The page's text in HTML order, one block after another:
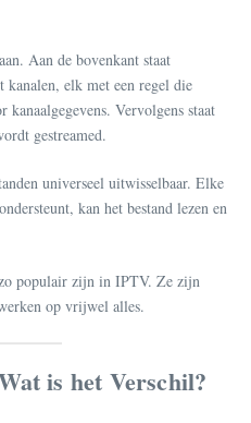
Aan de bovenkant staat
elk met een regel die
Vervolgens staat
gestreamed.
universeel uitwisselbaar. Elke
kan het bestand lezen en
populair zijn in IPTV. Ze zijn
op vrijwel alles.
is het Verschil?